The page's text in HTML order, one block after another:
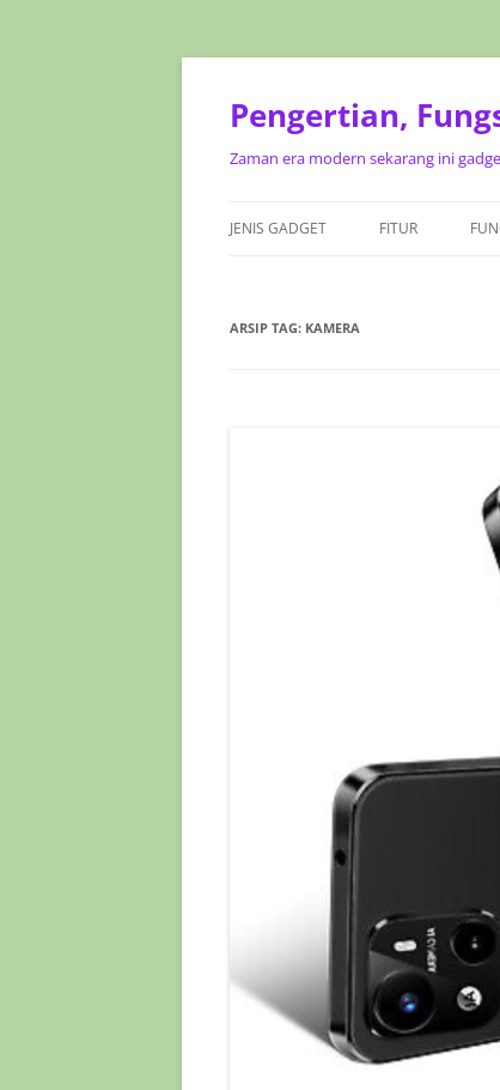
Pengertian,
Zaman era modern sekarang ini
JENIS GADGET FITUR
ARSIP TAG: KAMERA